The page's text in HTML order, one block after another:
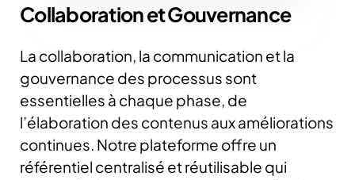
Collaboration et Gouvernance
La collaboration, la communication et la
gouvernance des processus sont
essentielles à chaque phase, de
l’élaboration des contenus aux améliorations
continues. Notre plateforme offre un
référentiel centralisé et réutilisable qui